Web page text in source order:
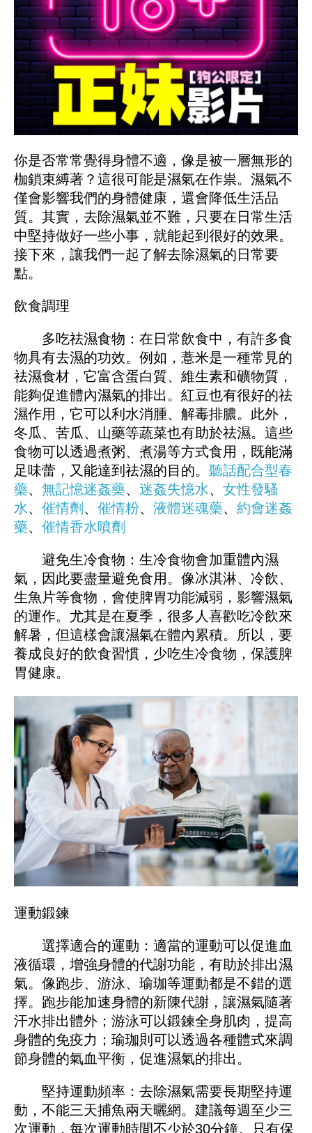
你是否常常覺得身體不適，像是被一層無形的
枷鎖束縛著？這很可能是濕氣在作祟。濕氣不
僅會影響我們的身體健康，還會降低生活品
質。其實，去除濕氣並不難，只要在日常生活
中堅持做好一些小事，就能起到很好的效果。
接下來，讓我們一起了解去除濕氣的日常要
點。
飲食調理
多吃祛濕食物：在日常飲食中，有許多食
物具有去濕的功效。例如，薏米是一種常見的
祛濕食材，它富含蛋白質、維生素和礦物質，
能夠促進體內濕氣的排出。紅豆也有很好的祛
濕作用，它可以利水消腫、解毒排膿。此外，
冬瓜、苦瓜、山藥等蔬菜也有助於祛濕。這些
食物可以透過煮粥、煮湯等方式食用，既能滿
足味蕾，又能達到祛濕的目的。 聽話配合型春
藥、 無記憶迷姦藥、 迷姦失憶水、 女性發騷
水、 催情劑 、 催情粉、 液體迷魂藥、 約會迷姦
藥、 催情香水噴劑
避免生冷食物：生冷食物會加重體內濕
氣，因此要盡量避免食用。像冰淇淋、冷飲、
生魚片等食物，會使脾胃功能減弱，影響濕氣
的運作。尤其是在夏季，很多人喜歡吃冷飲來
解暑，但這樣會讓濕氣在體內累積。所以，要
養成良好的飲食習慣，少吃生冷食物，保護脾
胃健康。
運動鍛鍊
選擇適合的運動：適當的運動可以促進血
液循環，增強身體的代謝功能，有助於排出濕
氣。像跑步、游泳、瑜珈等運動都是不錯的選
擇。跑步能加速身體的新陳代謝，讓濕氣隨著
汗水排出體外；游泳可以鍛鍊全身肌肉，提高
身體的免疫力；瑜珈則可以透過各種體式來調
節身體的氣血平衡，促進濕氣的排出。
堅持運動頻率：去除濕氣需要長期堅持運
動，不能三天捕魚兩天曬網。建議每週至少三
次運動，每次運動時間不少於30分鐘。只有保